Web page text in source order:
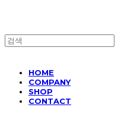
HOME
COMPANY
SHOP
CONTACT